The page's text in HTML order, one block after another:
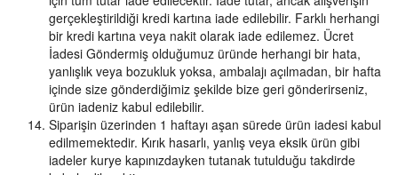
gerçekleştirildiği kredi kartına iade edilebilir. Farklı herhangi
bir kredi kartına veya nakit olarak iade edilemez. Ücret
İadesi Göndermiş olduğumuz üründe herhangi bir hata,
yanlışlık veya bozukluk yoksa, ambalajı açılmadan, bir hafta
içinde size gönderdiğimiz şekilde bize geri gönderirseniz,
ürün iadeniz kabul edilebilir.
Siparişin üzerinden 1 haftayı aşan sürede ürün iadesi kabul
edilmemektedir. Kırık hasarlı, yanlış veya eksik ürün gibi
iadeler kurye kapınızdayken tutanak tutulduğu takdirde